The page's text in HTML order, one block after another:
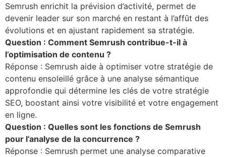
Semrush enrichit la prévision d’activité, permet de
devenir leader sur son marché en restant à l’affût des
évolutions et en ajustant rapidement sa stratégie.
Question : Comment Semrush contribue-t-il à
l’optimisation de contenu ?
Réponse : Semrush aide à optimiser votre stratégie de
contenu ensoleillé grâce à une analyse sémantique
approfondie qui détermine les clés de votre stratégie
SEO, boostant ainsi votre visibilité et votre engagement
en ligne.
Question : Quelles sont les fonctions de Semrush
pour l’analyse de la concurrence ?
Réponse : Semrush permet une analyse comparative